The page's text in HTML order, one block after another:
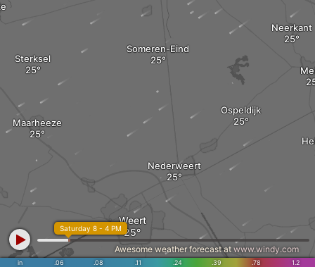
Someren-Eind
Maarheeze
Sterksel
Neerkant
Ospeldijk
Weert
Nederweert
in .06 .08 .11 .24 .39 .78 1.2
Saturday 8 - 4 PM
Awesome weather forecast at www.windy.com